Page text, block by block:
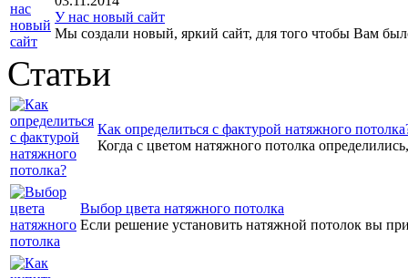
У нас новый сайт
Мы создали новый, яркий сайт, для того чтобы Вам
Статьи
Как определиться с фактурой натяжного
Когда с цветом натяжного потолка
Выбор цвета натяжного потолка
Если решение установить натяжной потолок вы